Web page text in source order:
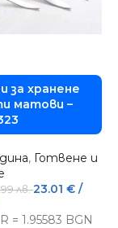
за хранене
матови –
, Готвене и
лв.23.01 €/
= 1.95583 BGN